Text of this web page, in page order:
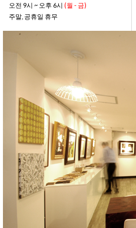
오전 9시 ~ 오후 6시 (월 - 금)
주말, 공휴일 휴무